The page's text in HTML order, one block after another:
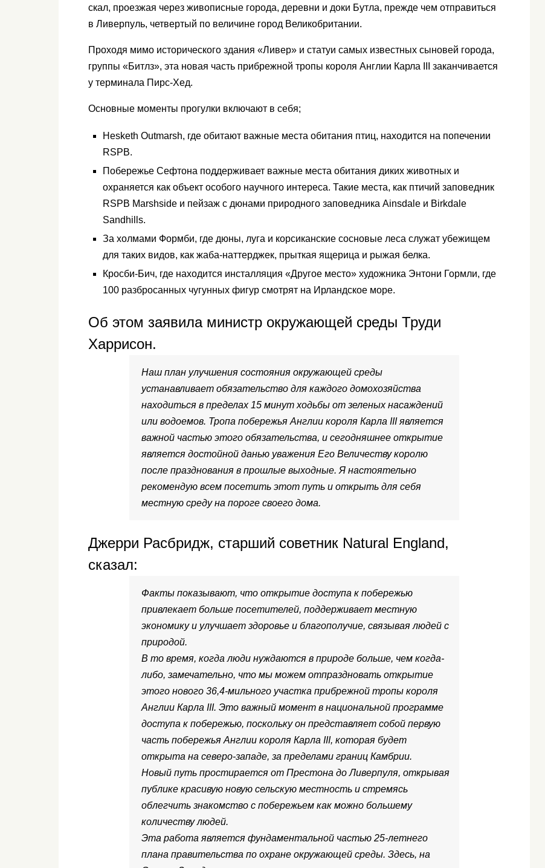
скал, проезжая через живописные города, деревни и доки Бутла, прежде чем отправиться
в Ливерпуль, четвертый по величине город Великобритании.
Проходя мимо исторического здания «Ливер» и статуи самых известных сыновей города,
группы «Битлз», эта новая часть прибрежной тропы короля Англии Карла III заканчивается
у терминала Пирс-Хед.
Основные моменты прогулки включают в себя;
Hesketh Outmarsh, где обитают важные места обитания птиц, находится на попечении
RSPB.
Побережье Сефтона поддерживает важные места обитания диких животных и
охраняется как объект особого научного интереса. Такие места, как птичий заповедник
RSPB Marshside и пейзаж с дюнами природного заповедника Ainsdale и Birkdale
Sandhills.
За холмами Формби, где дюны, луга и корсиканские сосновые леса служат убежищем
для таких видов, как жаба-наттерджек, прыткая ящерица и рыжая белка.
Кросби-Бич, где находится инсталляция «Другое место» художника Энтони Гормли, где
100 разбросанных чугунных фигур смотрят на Ирландское море.
Об этом заявила министр окружающей среды Труди
Харрисон.
Наш план улучшения состояния окружающей среды
устанавливает обязательство для каждого домохозяйства
находиться в пределах 15 минут ходьбы от зеленых насаждений
или водоемов. Тропа побережья Англии короля Карла III является
важной частью этого обязательства, и сегодняшнее открытие
является достойной данью уважения Его Величеству королю
после празднования в прошлые выходные. Я настоятельно
рекомендую всем посетить этот путь и открыть для себя
местную среду на пороге своего дома.
Джерри Расбридж, старший советник Natural England,
сказал:
Факты показывают, что открытие доступа к побережью
привлекает больше посетителей, поддерживает местную
экономику и улучшает здоровье и благополучие, связывая людей с
природой.
В то время, когда люди нуждаются в природе больше, чем когда-
либо, замечательно, что мы можем отпраздновать открытие
этого нового 36,4-мильного участка прибрежной тропы короля
Англии Карла III. Это важный момент в национальной программе
доступа к побережью, поскольку он представляет собой первую
часть побережья Англии короля Карла III, которая будет
открыта на северо-западе, за пределами границ Камбрии.
Новый путь простирается от Престона до Ливерпуля, открывая
публике красивую новую сельскую местность и стремясь
облегчить знакомство с побережьем как можно большему
количеству людей.
Эта работа является фундаментальной частью 25-летнего
плана правительства по охране окружающей среды. Здесь, на